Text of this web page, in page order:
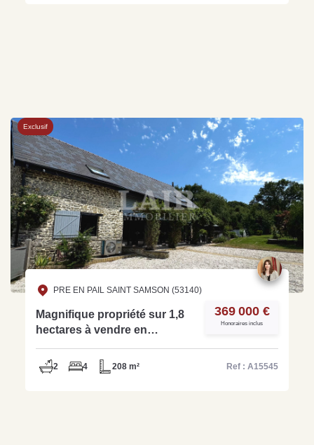
Exclusif
PRE EN PAIL SAINT SAMSON (53140)
Magnifique propriété sur 1,8
hectares à vendre en
Pail Saint Samson - Réf:
A15545
369 000 €
Honoraires inclus
2 4 208 m² Ref : A15545